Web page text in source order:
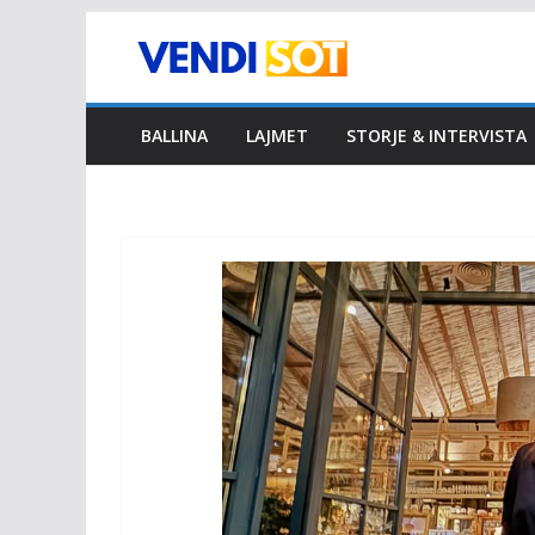
BALLINA LAJMET STORJE & INTERVISTA